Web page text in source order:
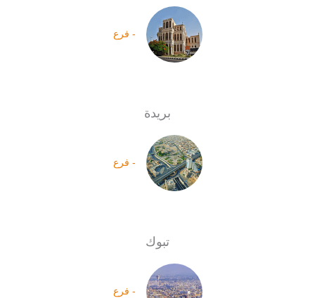
- فرع
بريدة
- فرع
تبوك
- فرع